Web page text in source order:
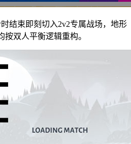
结束即刻切入2v2专属战场，地形
双人平衡逻辑重构。